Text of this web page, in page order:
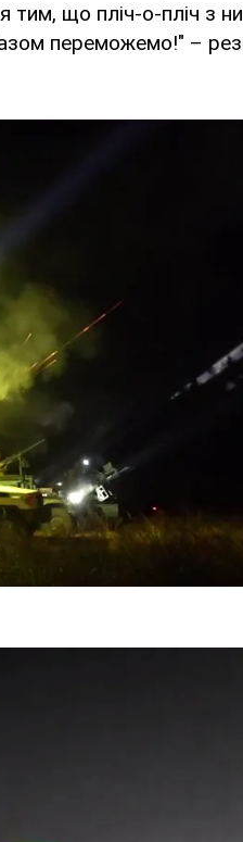
що пліч-о-пліч з
переможемо!" –